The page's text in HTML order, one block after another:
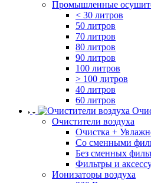
Промышленные
< 30 литров
50 литров
70 литров
80 литров
90 литров
100 литров
> 100 литров
40 литров
60 литров
Очистители воздуха
Очистка +
Cо сменными
Без сменных
Фильтры и
Ионизаторы воздуха